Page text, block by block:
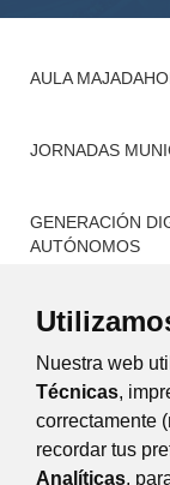
Nuestra web
Técnicas,
correctamente
recordar tus
Analíticas,
AULA
JORNADAS
GENERACIÓN
AUTÓNOMOS
AGENDA DE
CITA PREVIA
Eventos